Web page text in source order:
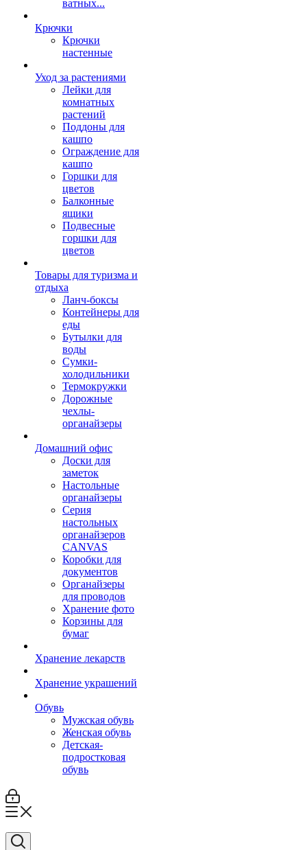
ватных...
Крючки
Крючки
настенные
Уход за растениями
Лейки для
комнатных
растений
Поддоны для
кашпо
Ограждение для
кашпо
Горшки для
цветов
Балконные
ящики
Подвесные
горшки для
цветов
Товары для туризма и
отдыха
Ланч-боксы
Контейнеры для
еды
Бутылки для
воды
Сумки-
холодильники
Термокружки
Дорожные
чехлы-
органайзеры
Домашний офис
Доски для
заметок
Настольные
органайзеры
Серия
настольных
органайзеров
CANVAS
Коробки для
документов
Органайзеры
для проводов
Хранение фото
Корзины для
бумаг
Хранение лекарств
Хранение украшений
Обувь
Мужская обувь
Женская обувь
Детская-
подростковая
обувь